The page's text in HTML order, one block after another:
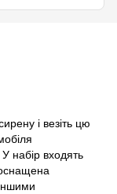
і везіть цю
У набір входять